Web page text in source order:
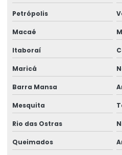
Etiquetas Adesivas Com
Etiquetas Adesivas Couchê
Etiquetas Adesivas Couchê Fosco
Etiquetas Adesivas De Alta
Etiquetas Adesivas De Impressão
Etiquetas Adesivas De Papel E
Etiquetas Adesivas Em Bopp
Etiquetas Adesivas Em Diferentes
Petrópolis
Macaé
Itaboraí
Maricá
Barra Mansa
Mesquita
Rio das Ostras
Queimados